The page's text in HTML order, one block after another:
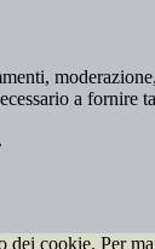
a fornire
dei cookie. Per